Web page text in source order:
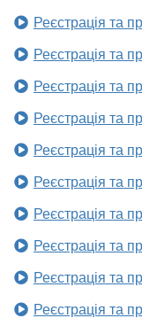
Реєстрація та
Реєстрація та
Реєстрація та
Реєстрація та
Реєстрація та
Реєстрація та
Реєстрація та
Реєстрація та
Реєстрація та
Реєстрація та